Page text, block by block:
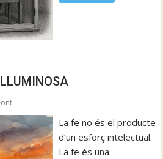
La fe no és el producte
d’un esforç intelectual.
La fe és una